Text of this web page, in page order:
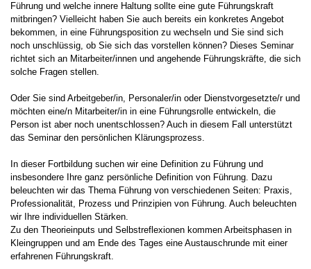
Führung und welche innere Haltung sollte eine gute Führungskraft
mitbringen? Vielleicht haben Sie auch bereits ein konkretes Angebot
bekommen, in eine Führungsposition zu wechseln und Sie sind sich
noch unschlüssig, ob Sie sich das vorstellen können? Dieses Seminar
richtet sich an Mitarbeiter/innen und angehende Führungskräfte, die sich
solche Fragen stellen.
Oder Sie sind Arbeitgeber/in, Personaler/in oder Dienstvorgesetzte/r und
möchten eine/n Mitarbeiter/in in eine Führungsrolle entwickeln, die
Person ist aber noch unentschlossen? Auch in diesem Fall unterstützt
das Seminar den persönlichen Klärungsprozess.
In dieser Fortbildung suchen wir eine Definition zu Führung und
insbesondere Ihre ganz persönliche Definition von Führung. Dazu
beleuchten wir das Thema Führung von verschiedenen Seiten: Praxis,
Professionalität, Prozess und Prinzipien von Führung. Auch beleuchten
wir Ihre individuellen Stärken.
Zu den Theorieinputs und Selbstreflexionen kommen Arbeitsphasen in
Kleingruppen und am Ende des Tages eine Austauschrunde mit einer
erfahrenen Führungskraft.